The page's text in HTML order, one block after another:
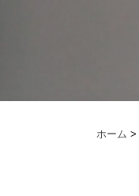
ホーム >